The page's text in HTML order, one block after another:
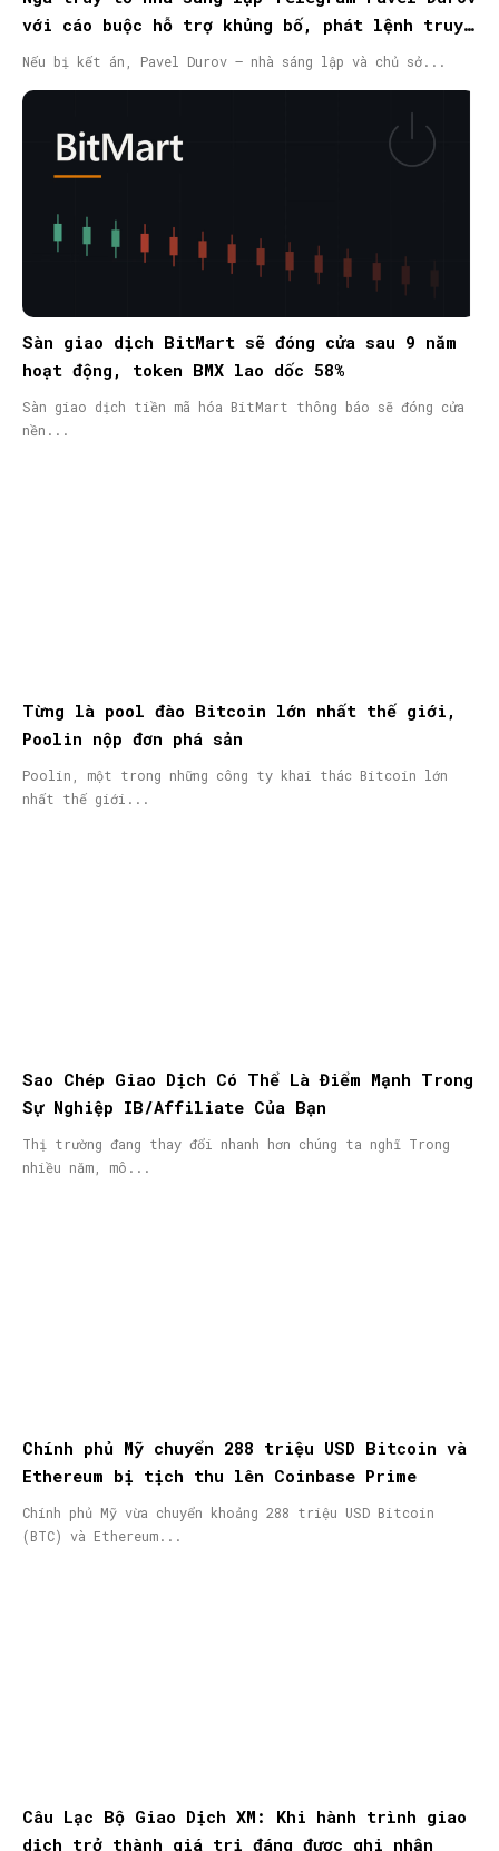
với cáo buộc hỗ trợ khủng bố, phát lệnh truy
nã quốc tế
Nếu bị kết án, Pavel Durov – nhà sáng lập và chủ sở...
Sàn giao dịch BitMart sẽ đóng cửa sau 9 năm
hoạt động, token BMX lao dốc 58%
Sàn giao dịch tiền mã hóa BitMart thông báo sẽ đóng cửa
nền...
Từng là pool đào Bitcoin lớn nhất thế giới,
Poolin nộp đơn phá sản
Poolin, một trong những công ty khai thác Bitcoin lớn
nhất thế giới...
Sao Chép Giao Dịch Có Thể Là Điểm Mạnh Trong
Sự Nghiệp IB/Affiliate Của Bạn
Thị trường đang thay đổi nhanh hơn chúng ta nghĩ Trong
nhiều năm, mô...
Chính phủ Mỹ chuyển 288 triệu USD Bitcoin và
Ethereum bị tịch thu lên Coinbase Prime
Chính phủ Mỹ vừa chuyển khoảng 288 triệu USD Bitcoin
(BTC) và Ethereum...
Câu Lạc Bộ Giao Dịch XM: Khi hành trình giao
dịch trở thành giá trị đáng được ghi nhận